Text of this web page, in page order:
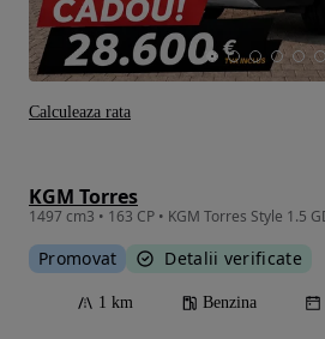
KGM Torres
Promovat Detalii verificate
1 km Benzina
Calculeaza rata